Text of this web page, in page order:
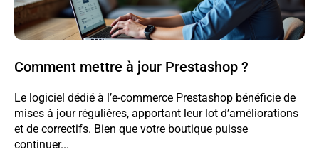
Comment mettre à jour Prestashop ?
Le logiciel dédié à l’e-commerce Prestashop bénéficie de
mises à jour régulières, apportant leur lot d’améliorations
et de correctifs. Bien que votre boutique puisse
continuer...